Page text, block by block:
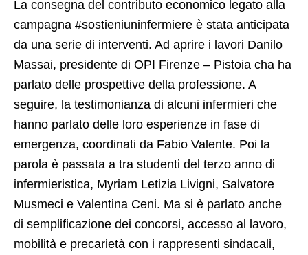
La consegna del contributo economico legato alla
campagna #sostieniuninfermiere è stata anticipata
da una serie di interventi. Ad aprire i lavori Danilo
Massai, presidente di OPI Firenze – Pistoia cha ha
parlato delle prospettive della professione. A
seguire, la testimonianza di alcuni infermieri che
hanno parlato delle loro esperienze in fase di
emergenza, coordinati da Fabio Valente. Poi la
parola è passata a tra studenti del terzo anno di
infermieristica, Myriam Letizia Livigni, Salvatore
Musmeci e Valentina Ceni. Ma si è parlato anche
di semplificazione dei concorsi, accesso al lavoro,
mobilità e precarietà con i rappresenti sindacali,